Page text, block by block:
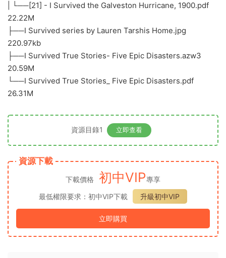
| └──[21] - I Survived the Galveston Hurricane, 1900.pdf
22.22M
├──I Survived series by Lauren Tarshis Home.jpg
220.97kb
├──I Survived True Stories- Five Epic Disasters.azw3
20.59M
└──I Survived True Stories_ Five Epic Disasters.pdf
26.31M
資源目錄1 立即查看
資源下載
下載價格 初中VIP專享
最低權限要求：初中VIP下載
升級初中VIP
立即購買